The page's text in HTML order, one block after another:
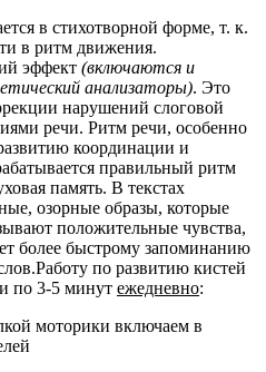
в стихотворной форме, т. к.
в ритм движения.
эффект (включаются и
анализаторы). Это
нарушений слоговой
речи. Ритм речи, особенно
координации и
правильный ритм
память. В текстах
озорные образы, которые
положительные чувства,
более быстрому запоминанию
по развитию кистей
по 3-5 минут ежедневно:
моторики включаем в